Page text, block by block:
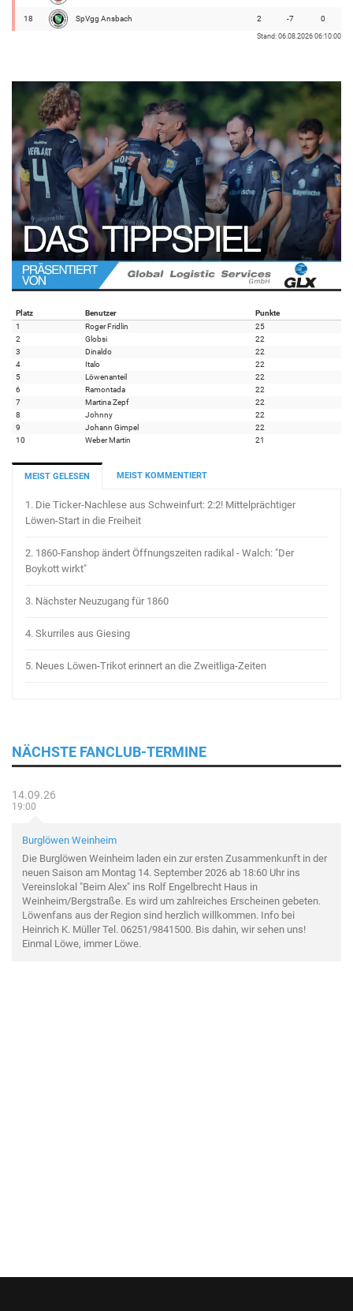
18 SpVgg Ansbach 2 -7 0
Stand: 06.08.2026 06:10:00
Platz Benutzer
Punkte
1
Roger Fridlin
25
2
Globsi
22
3
Dinaldo
22
4
Italo
22
5
Löwenanteil
22
6
Ramontada
22
7
Martina Zepf
22
8
Johnny
22
9
Johann Gimpel
22
10
Weber Martin 21
MEIST GELESEN MEIST KOMMENTIERT
1. Die Ticker-Nachlese aus Schweinfurt: 2:2! Mittelprächtiger
Löwen-Start in die Freiheit
2. 1860-Fanshop ändert Öffnungszeiten radikal - Walch: "Der
Boykott wirkt"
3. Nächster Neuzugang für 1860
4. Skurriles aus Giesing
5. Neues Löwen-Trikot erinnert an die Zweitliga-Zeiten
NÄCHSTE FANCLUB-TERMINE
14.09.26
19:00
Burglöwen Weinheim
Die Burglöwen Weinheim laden ein zur ersten Zusammenkunft in der
neuen Saison am Montag 14. September 2026 ab 18:60 Uhr ins
Vereinslokal "Beim Alex" ins Rolf Engelbrecht Haus in
Weinheim/Bergstraße. Es wird um zahlreiches Erscheinen gebeten.
Löwenfans aus der Region sind herzlich willkommen. Info bei
Heinrich K. Müller Tel. 06251/9841500. Bis dahin, wir sehen uns!
Einmal Löwe, immer Löwe.